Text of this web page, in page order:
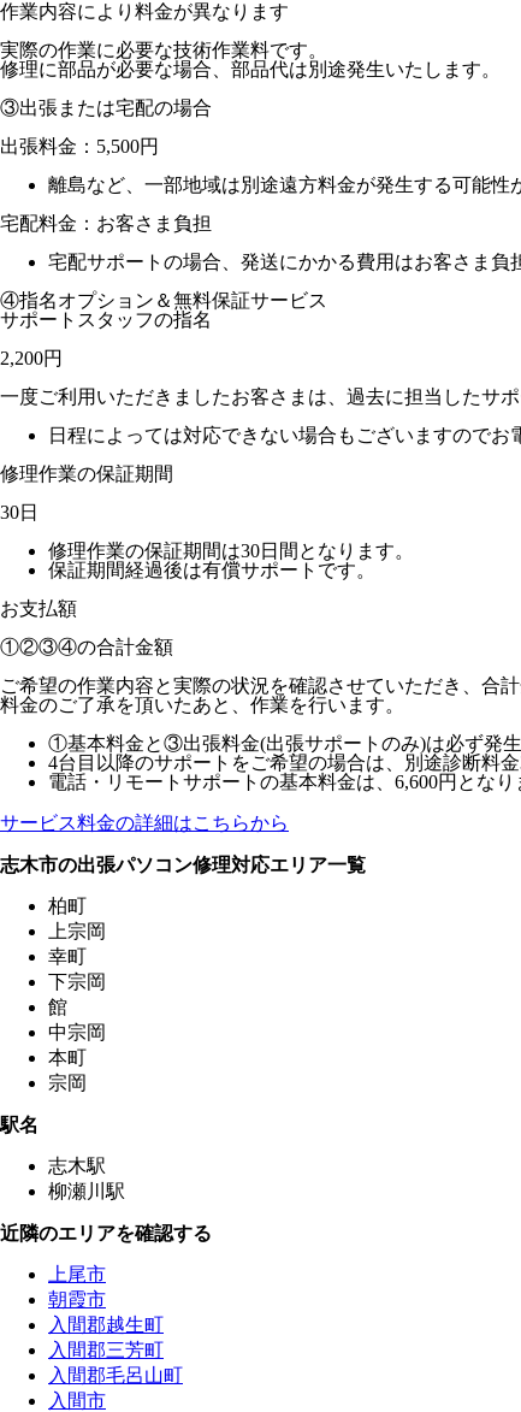
作業内容により料金が異なります
実際の作業に必要な技術作業料です。
修理に部品が必要な場合、部品代は別途発生いたします。
③出張または宅配の場合
出張料金： 5,500円
離島など、一部地域は別途遠方料金が発生する可能性
宅配料金：お客さま負担
宅配サポートの場合、発送にかかる費用はお客さま負
④指名オプション＆無料保証サービス
サポートスタッフの指名
2,200円
一度ご利用いただきましたお客さまは、過去に担当したサ
日程によっては対応できない場合もございますのでお
修理作業の保証期間
30日
修理作業の保証期間は30日間となります。
保証期間経過後は有償サポートです。
お支払額
①②③④の合計金額
ご希望の作業内容と実際の状況を確認させていただき、合
料金のご了承を頂いたあと、作業を行います。
①基本料金と③出張料金(出張サポートのみ)は必ず発生
4台目以降のサポートをご希望の場合は、別途診断料金
電話・リモートサポートの基本料金は、6,600円となり
サービス料金の詳細はこちらから
志木市の出張パソコン修理対応エリア一覧
柏町
上宗岡
幸町
下宗岡
館
中宗岡
本町
宗岡
駅名
志木駅
柳瀬川駅
近隣のエリアを確認する
上尾市
朝霞市
入間郡越生町
入間郡三芳町
入間郡毛呂山町
入間市